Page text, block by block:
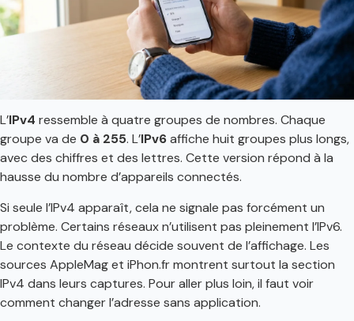
L’IPv4 ressemble à quatre groupes de nombres. Chaque
groupe va de 0 à 255. L’IPv6affiche huit groupes plus longs,
avec des chiffres et des lettres. Cette version répond à la
hausse du nombre d’appareils connectés.
Si seule l’IPv4 apparaît, cela ne signale pas forcément un
problème. Certains réseaux n’utilisent pas pleinement l’IPv6.
Le contexte du réseau décide souvent de l’affichage. Les
sources AppleMag et iPhon.fr montrent surtout la section
IPv4 dans leurs captures. Pour aller plus loin, il faut voir
comment changer l’adresse sans application.